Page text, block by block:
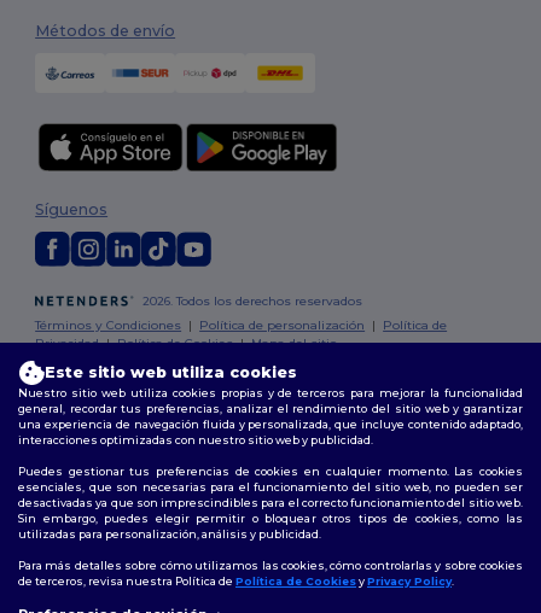
Métodos de envío
2026. Todos los derechos reservados
Términos y Condiciones | Política de personalización | Política de
Privacidad|Política de Cookies|Mapa del sitio
Síguenos
Madrid| Barcelona | Valencia|Seville |Zaragoza|Málaga |Murcia |
Palma|Bilbao |Alicante
Este sitio web utiliza cookies
Nuestro sitio web utiliza cookies propias y de terceros para mejorar la funcionalidad
general, recordar tus preferencias, analizar el rendimiento del sitio web y garantizar
una experiencia de navegación fluida y personalizada, que incluye contenido adaptado,
interacciones optimizadas con nuestro sitio web y publicidad.
Puedes gestionar tus preferencias de cookies en cualquier momento. Las cookies
esenciales, que son necesarias para el funcionamiento del sitio web, no pueden ser
desactivadas ya que son imprescindibles para el correcto funcionamiento del sitio web.
Sin embargo, puedes elegir permitir o bloquear otros tipos de cookies, como las
utilizadas para personalización, análisis y publicidad.
Para más detalles sobre cómo utilizamos las cookies, cómo controlarlas y sobre cookies
de terceros, revisa nuestra Política de Política de CookiesyPrivacy Policy.